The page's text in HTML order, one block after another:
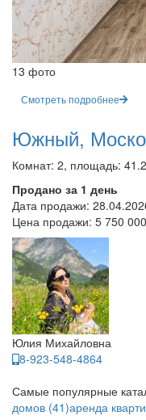
13 фото
Смотреть подробнее
Южный,
Комнат: 2, площадь:
Продано за 1 день
Дата продажи:
Цена продажи: 5 750
Юлия Михайловна
8-923-548-4864
Самые популярные
домов (41)аренда